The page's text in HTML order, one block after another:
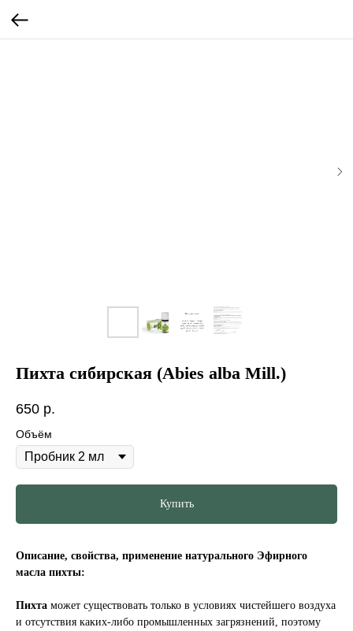
Пихта сибирская (Abies alba Mill.)
650 р.
Объём
Купить
Описание, свойства, применение натурального Эфирного
масла пихты:
Пихта может существовать только в условиях чистейшего воздуха
и отсутствия каких-либо промышленных загрязнений, поэтому